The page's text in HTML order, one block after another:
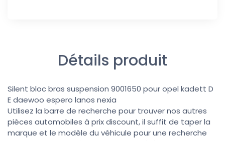
Détails produit
Silent bloc bras suspension 9001650 pour opel kadett D
E daewoo espero lanos nexia
Utilisez la barre de recherche pour trouver nos autres
pièces automobiles à prix discount, il suffit de taper la
marque et le modèle du véhicule pour une recherche